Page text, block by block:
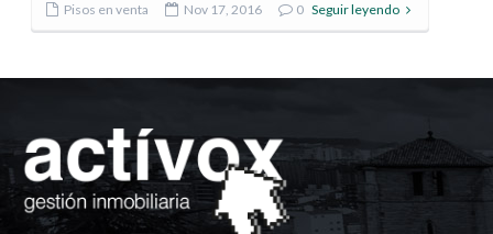
Pisos en venta Nov 17, 2016 0 Seguir leyendo